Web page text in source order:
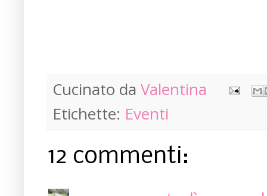
Cucinato da Valentina
Etichette: Eventi
12 commenti: